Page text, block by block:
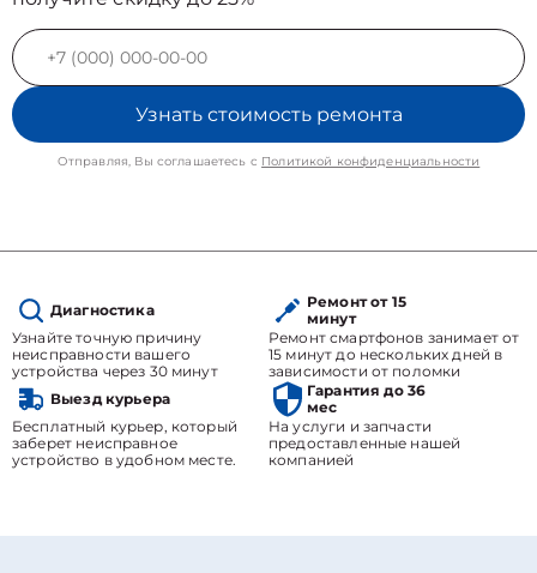
Узнать стоимость ремонта
Отправляя, Вы соглашаетесь с Политикой конфиденциальности
Диагностика
Узнайте точную причину
неисправности вашего
устройства через 30 минут
Ремонт от 15
минут
Ремонт смартфонов занимает от
15 минут до нескольких дней в
зависимости от поломки
Выезд курьера
Бесплатный курьер, который
заберет неисправное
устройство в удобном месте.
Гарантия до 36
мес
На услуги и запчасти
предоставленные нашей
компанией